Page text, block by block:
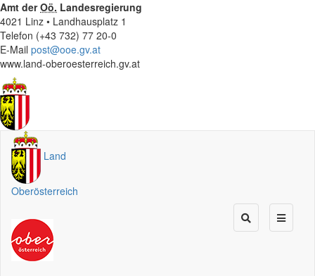
Amt derOö. Landesregierung
4021 Linz • Landhausplatz 1
Telefon (+43 732) 77 20-0
E-Mail post@ooe.gv.at
www.land-oberoesterreich.gv.at
Land
Oberösterreich